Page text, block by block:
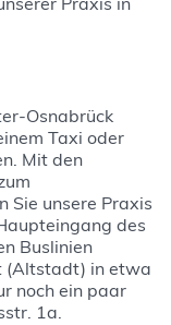
Osnabrück
Taxi oder
Mit den
Sie unsere Praxis
des
Buslinien
(Altstadt) in etwa
noch ein paar
1a.